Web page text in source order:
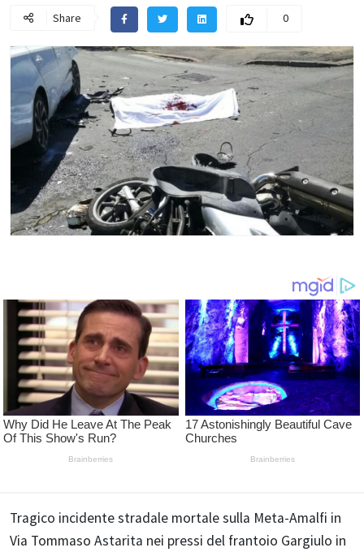
Share 0
Tragico incidente stradale mortale sulla Meta-Amalfi in
Via Tommaso Astarita nei pressi del frantoio Gargiulo in